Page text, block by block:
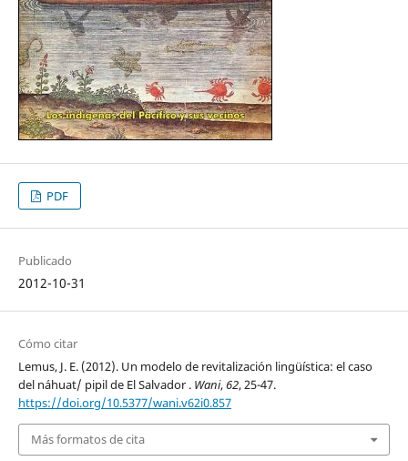
PDF
Publicado
2012-10-31
Cómo citar
Lemus, J. E. (2012). Un modelo de revitalización lingüística: el caso
del náhuat/ pipil de El Salvador . Wani,62, 25-47.
https://doi.org/10.5377/wani.v62i0.857
Más formatos de cita